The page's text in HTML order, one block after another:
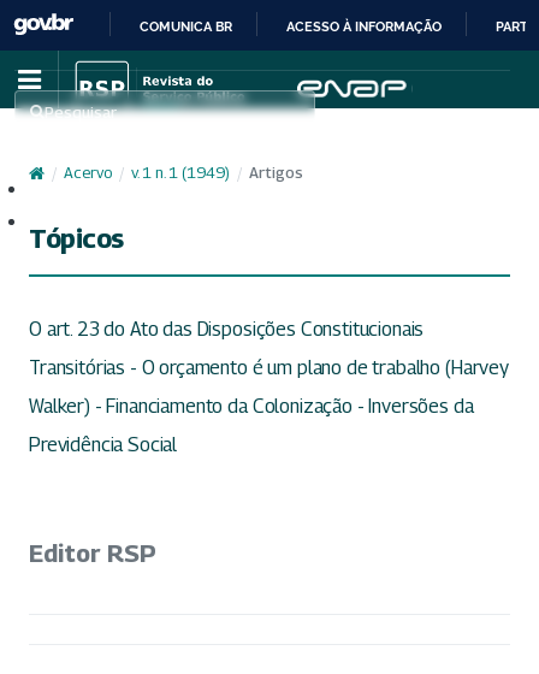
IR
PARA
CONTEÚDO
COMUNICA BR ACESSO À INFORMAÇÃO
Pesquisar
/ Acervo / v. 1 n. 1 (1949) / Artigos
Tópicos
O art. 23 do Ato das Disposições Constitucionais
Transitórias - O orçamento é um plano de trabalho (Harvey
Walker) - Financiamento da Colonização - Inversões da
Previdência Social
Editor RSP